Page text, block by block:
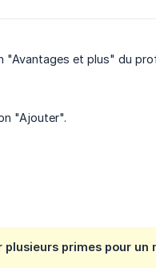
et plus" du
"Ajouter".
primes pour